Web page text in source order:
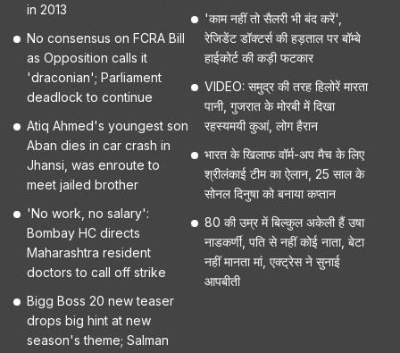
in 2013
No consensus on FCRA Bill
as Opposition calls it
'draconian'; Parliament
deadlock to continue
Atiq Ahmed's youngest son
Aban dies in car crash in
Jhansi, was enroute to
meet jailed brother
'No work, no salary':
Bombay HC directs
Maharashtra resident
doctors to call off strike
Bigg Boss 20 new teaser
drops big hint at new
season's theme; Salman
'काम नहीं तो सैलरी भी बंद करें',
रेजिडेंट डॉक्टर्स की हड़ताल पर बॉम्बे
हाईकोर्ट की कड़ी फटकार
VIDEO: समुद्र की तरह हिलोरें मारता
पानी, गुजरात के मोरबी में दिखा
रहस्यमयी कुआं, लोग हैरान
भारत के खिलाफ वॉर्म-अप मैच के लिए
श्रीलंकाई टीम का ऐलान, 25 साल के
सोनल दिनुषा को बनाया कप्तान
80 की उम्र में बिल्कुल अकेली हैं उषा
नाडकर्णी, पति से नहीं कोई नाता, बेटा
नहीं मानता मां, एक्ट्रेस ने सुनाई
आपबीती